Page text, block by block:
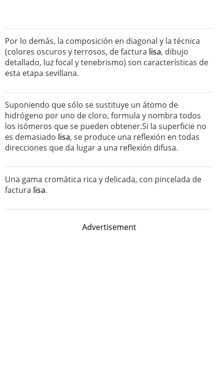
Por lo demás, la composición en diagonal y la técnica
(colores oscuros y terrosos, de factura lisa, dibujo
detallado, luz focal y tenebrismo) son características de
esta etapa sevillana.
Suponiendo que sólo se sustituye un átomo de
hidrógeno por uno de cloro, formula y nombra todos
los isómeros que se pueden obtener.Si la superficie no
es demasiado lisa, se produce una reflexión en todas
direcciones que da lugar a una reflexión difusa.
Una gama cromática rica y delicada, con pincelada de
factura lisa.
Advertisement